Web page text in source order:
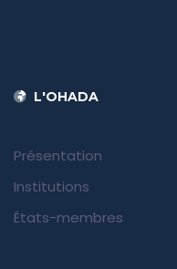
L'OHADA
Présentation
Institutions
États-membres